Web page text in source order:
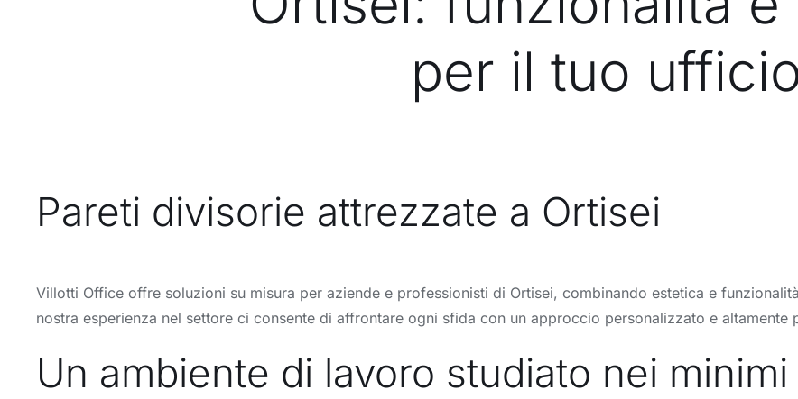
per il tuo
Pareti divisorie attrezzate a Ortisei
Villotti Office offre soluzioni su misura per aziende e professionisti di Ortisei, combinando estetica e
nostra esperienza nel settore ci consente di affrontare ogni sfida con un approccio personalizzato e altamente
Un ambiente di lavoro studiato nei